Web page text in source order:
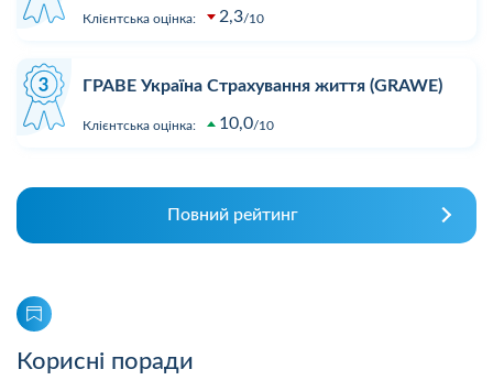
Клієнтська оцінка: 2,3 10
ГРАВЕ Україна Страхування життя (GRAWE)
Клієнтська оцінка: 10,0 10
Повний рейтинг
Корисні поради